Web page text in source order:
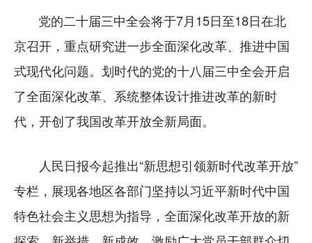
党的二十届三中全会将于7月15日至18日在北
京召开，重点研究进一步全面深化改革、推进中国
式现代化问题。划时代的党的十八届三中全会开启
了全面深化改革、系统整体设计推进改革的新时
代，开创了我国改革开放全新局面。
人民日报今起推出“新思想引领新时代改革开放”
专栏，展现各地区各部门坚持以习近平新时代中国
特色社会主义思想为指导，全面深化改革开放的新